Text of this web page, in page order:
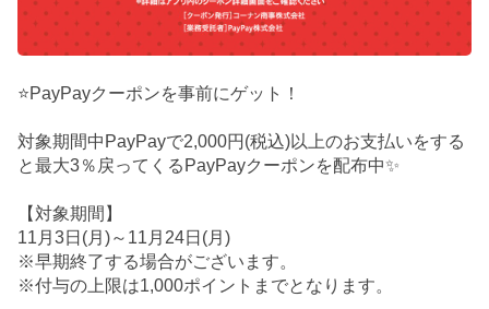
⭐PayPayクーポンを事前にゲット！
対象期間中PayPayで2,000円(税込)以上のお支払いをする
と最大3％戻ってくるPayPayクーポンを配布中✨
【対象期間】
11月3日(月)～11月24日(月)
※早期終了する場合がございます。
※付与の上限は1,000ポイントまでとなります。